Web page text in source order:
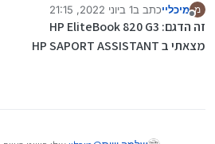
מ מיכלייכתב ב1 ביוני 2022, 21:15
נערך לאחרונה על ידי מיכליי
זה הדגם: HP EliteBook 820 G3
מצאתי ב HP SAPORT ASSISTANT